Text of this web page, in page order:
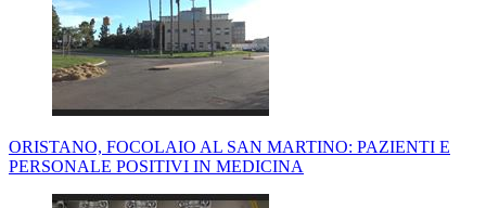
ORISTANO, FOCOLAIO AL SAN MARTINO: PAZIENTI E
PERSONALE POSITIVI IN MEDICINA